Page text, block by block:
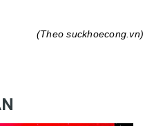
(Theo suckhoecong.vn)